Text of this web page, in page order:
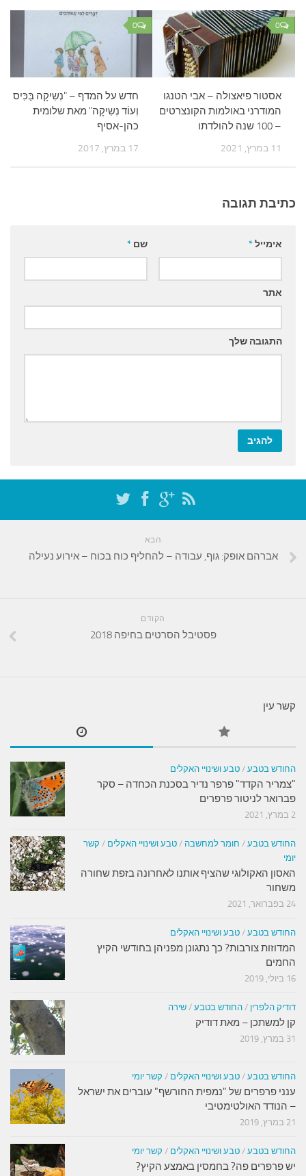
0
חדש על המדף – "נְשִיקָה בַּכִּיס
וְעוֹד נְשִיקָה" מאת שלומית
כהן-אסיף
17 במרץ, 2017
0
אסטור פיאצולה – אבי הטנגו
המודרני באולמות הקונצרטים
– 100 שנה להולדתו
11 במרץ, 2021
כתיבת תגובה
שם * אימייל*
אתר
התגובה שלך
הבא
אברהם אופק: גוף, עבודה – להחליף כוח בכוח – אירוע נעילה
הקודם
פסטיבל הסרטים בחיפה 2018
קשר עין
החודש בטבע / טבע ושינויי האקלים
"צמריר הקדד" פרפר נדיר בסכנת הכחדה – סקר
פברואר לניטור פרפרים
2 במרץ, 2021
החודש בטבע / חומר למחשבה / טבע ושינויי האקלים / קשר
יומי
האסון האקולוגי שהציף אותנו לאחרונה בזפת שחורה
משחור
24 בפברואר, 2021
החודש בטבע / טבע ושינויי האקלים
המדוזות צורבות? כך נתגונן מפניהן בחודשי הקיץ
החמים
16 ביולי, 2019
דודיק הלפרין / החודש בטבע / שירה
קן למשתכן – מאת דודיק
31 במרץ, 2019
החודש בטבע / טבע ושינויי האקלים / קשר יומי
ענני פרפרים של "נמפית החורשף" עוברים את ישראל
– הנודד האולטימטיבי
21 במרץ, 2019
החודש בטבע / טבע ושינויי האקלים / קשר יומי
יש פרפרים פה? בחמסין באמצע הקיץ?